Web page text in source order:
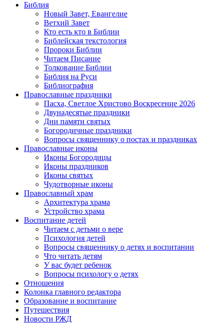
Библия
Новый Завет, Евангелие
Ветхий Завет
Кто есть кто в Библии
Библейская текстология
Пророки Библии
Читаем Писание
Толкование Библии
Библия на Руси
Библиография
Православные праздники
Пасха, Светлое Христово Воскресение 2026
Двунадесятые праздники
Дни памяти святых
Богородичные праздники
Вопросы священнику о постах и праздниках
Православные иконы
Иконы Богородицы
Иконы праздников
Иконы святых
Чудотворные иконы
Православный храм
Архитектура храма
Устройство храма
Воспитание детей
Читаем с детьми о вере
Психология детей
Вопросы священнику о детях и воспитании
Что читать детям
У вас будет ребенок
Вопросы психологу о детях
Отношения
Колонка главного редактора
Образование и воспитание
Путешествия
Новости РЖД